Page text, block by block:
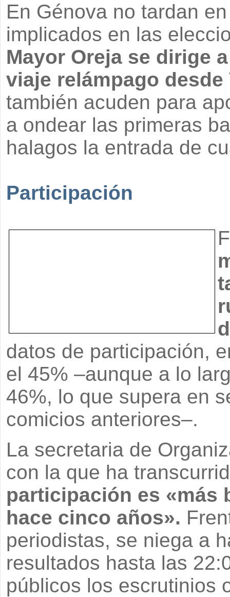
En Génova no tardan
implicados en las
Mayor Oreja se dirige
viaje relámpago desde
también acuden para
a ondear las primeras
halagos la entrada de
Participación
datos de participación,
el 45% –aunque a lo
46%, lo que supera en
comicios anteriores–.
La secretaria de
con la que ha
participación es «más
hace cinco años».
periodistas, se niega a
resultados hasta las
públicos los escrutinios